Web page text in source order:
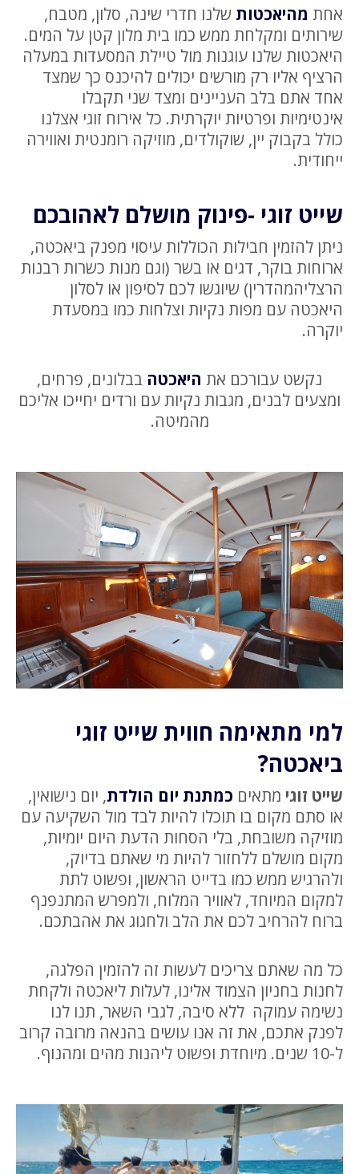
אחת מהיאכטות שלנו חדרי שינה, סלון, מטבח,
שירותים ומקלחת ממש כמו בית מלון קטן על המים.
היאכטות שלנו עוגנות מול טיילת המסעדות במעלה
הרציף אליו רק מורשים יכולים להיכנס כך שמצד
אחד אתם בלב העניינים ומצד שני תקבלו
אינטימיות ופרטיות יוקרתית. כל אירוח זוגי אצלנו
כולל בקבוק יין, שוקולדים, מוזיקה רומנטית ואווירה
ייחודית.
שייט זוגי -פינוק מושלם לאהובכם
ניתן להזמין חבילות הכוללות עיסוי מפנק ביאכטה,
ארוחות בוקר, דגים או בשר (וגם מנות כשרות רבנות
הרצליהמהדרין) שיוגשו לכם לסיפון או לסלון
היאכטה עם מפות נקיות וצלחות כמו במסעדת
יוקרה.
נקשט עבורכם את היאכטה בבלונים, פרחים,
ומצעים לבנים, מגבות נקיות עם ורדים יחייכו אליכם
מהמיטה.
למי מתאימה חווית שייט זוגי
ביאכטה?
שייט זוגי מתאים כמתנת יום הולדת, יום נישואין,
או סתם מקום בו תוכלו להיות לבד מול השקיעה עם
מוזיקה משובחת, בלי הסחות הדעת היום יומיות,
מקום מושלם ללחזור להיות מי שאתם בדיוק,
ולהרגיש ממש כמו בדייט הראשון, ופשוט לתת
למקום המיוחד, לאוויר המלוח, ולמפרש המתנפנף
ברוח להרחיב לכם את הלב ולחגוג את אהבתכם.
כל מה שאתם צריכים לעשות זה להזמין הפלגה,
לחנות בחניון הצמוד אלינו, לעלות ליאכטה ולקחת
נשימה עמוקה ללא סיבה, לגבי השאר, תנו לנו
לפנק אתכם, את זה אנו עושים בהנאה מרובה קרוב
ל-10 שנים. מיוחדת ופשוט ליהנות מהים ומהנוף.